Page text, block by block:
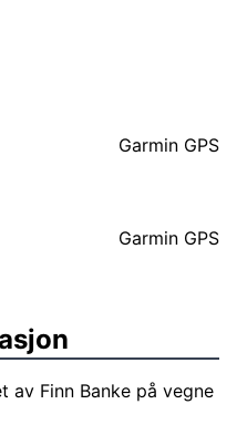
Garmin GPS
Garmin GPS
av Finn Banke på vegne